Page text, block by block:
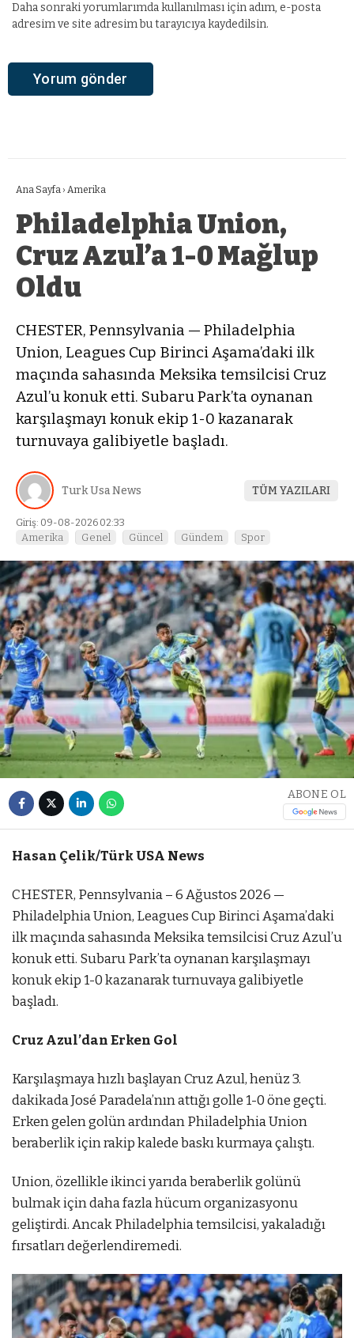
Daha sonraki yorumlarımda kullanılması için adım, e-posta
adresim ve site adresim bu tarayıcıya kaydedilsin.
Ana Sayfa › Amerika
Philadelphia Union,
Cruz Azul’a 1-0 Mağlup
Oldu
CHESTER, Pennsylvania — Philadelphia
Union, Leagues Cup Birinci Aşama’daki ilk
maçında sahasında Meksika temsilcisi Cruz
Azul’u konuk etti. Subaru Park’ta oynanan
karşılaşmayı konuk ekip 1-0 kazanarak
turnuvaya galibiyetle başladı.
Turk Usa News TÜM YAZILARI
Giriş: 09-08-2026 02:33
Amerika Genel Güncel Gündem Spor
ABONE OL
Hasan Çelik/Türk USA News
CHESTER, Pennsylvania – 6 Ağustos 2026 —
Philadelphia Union, Leagues Cup Birinci Aşama’daki
ilk maçında sahasında Meksika temsilcisi Cruz Azul’u
konuk etti. Subaru Park’ta oynanan karşılaşmayı
konuk ekip 1-0 kazanarak turnuvaya galibiyetle
başladı.
Cruz Azul’dan Erken Gol
Karşılaşmaya hızlı başlayan Cruz Azul, henüz 3.
dakikada José Paradela’nın attığı golle 1-0 öne geçti.
Erken gelen golün ardından Philadelphia Union
beraberlik için rakip kalede baskı kurmaya çalıştı.
Union, özellikle ikinci yarıda beraberlik golünü
bulmak için daha fazla hücum organizasyonu
geliştirdi. Ancak Philadelphia temsilcisi, yakaladığı
fırsatları değerlendiremedi.